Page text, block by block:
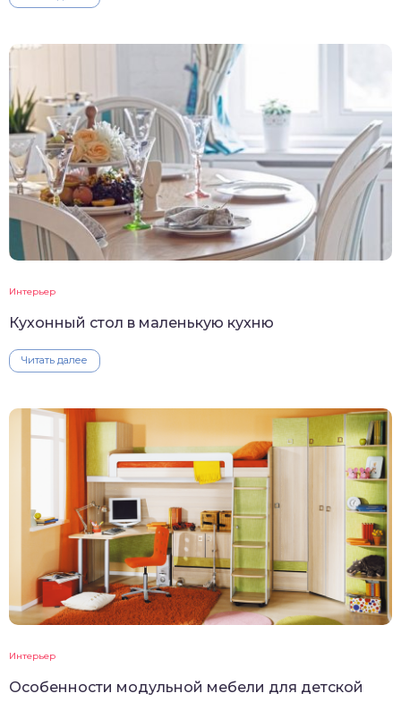
Интерьер
Кухонный стол в маленькую кухню
Читать далее
Интерьер
Особенности модульной мебели для детской